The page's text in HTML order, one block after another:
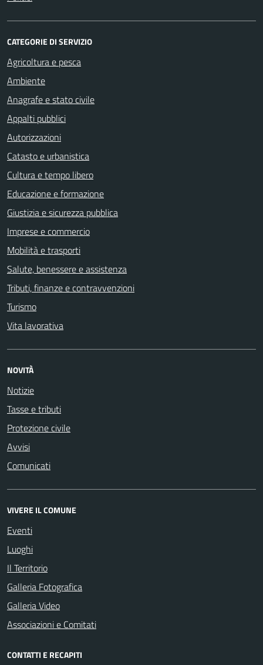
CATEGORIE DI SERVIZIO
Agricoltura e pesca
Ambiente
Anagrafe e stato civile
Appalti pubblici
Autorizzazioni
Catasto e urbanistica
Cultura e tempo libero
Educazione e formazione
Giustizia e sicurezza pubblica
Imprese e commercio
Mobilità e trasporti
Salute, benessere e assistenza
Tributi, finanze e contravvenzioni
Turismo
Vita lavorativa
NOVITÀ
Notizie
Tasse e tributi
Protezione civile
Avvisi
Comunicati
VIVERE IL COMUNE
Eventi
Luoghi
Il Territorio
Galleria Fotografica
Galleria Video
Associazioni e Comitati
CONTATTI E RECAPITI